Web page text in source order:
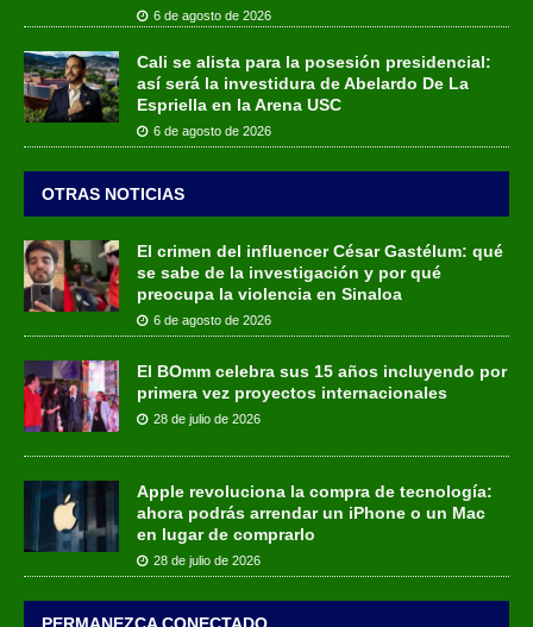
6 de agosto de 2026
Cali se alista para la posesión presidencial:
así será la investidura de Abelardo De La
Espriella en la Arena USC
6 de agosto de 2026
OTRAS NOTICIAS
El crimen del influencer César Gastélum: qué
se sabe de la investigación y por qué
preocupa la violencia en Sinaloa
6 de agosto de 2026
El BOmm celebra sus 15 años incluyendo por
primera vez proyectos internacionales
28 de julio de 2026
Apple revoluciona la compra de tecnología:
ahora podrás arrendar un iPhone o un Mac
en lugar de comprarlo
28 de julio de 2026